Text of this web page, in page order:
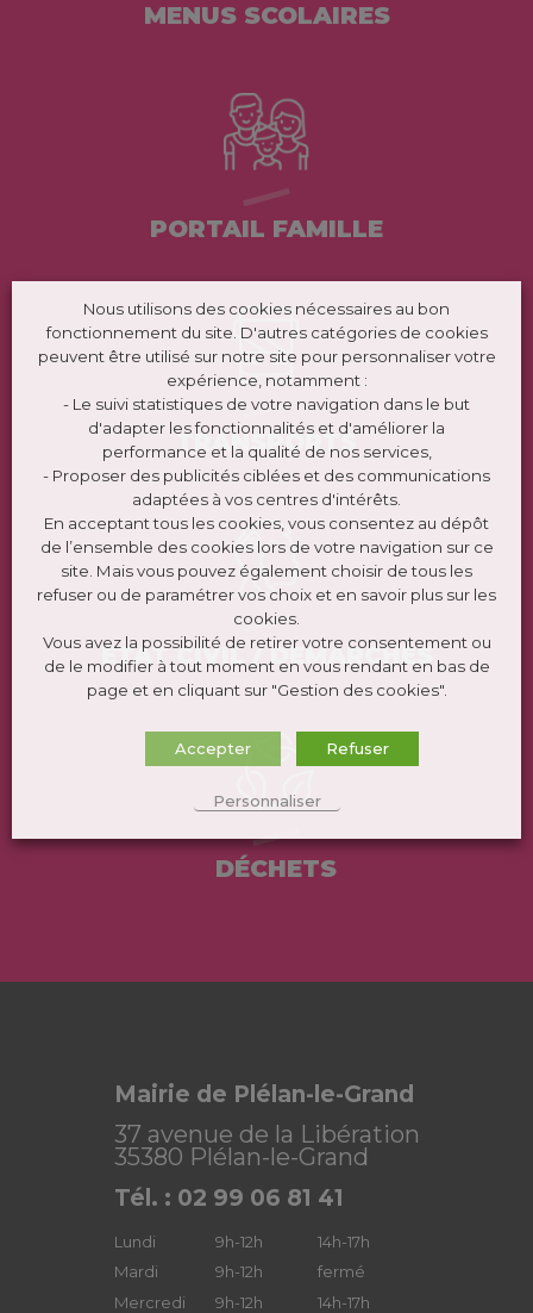
MENUS SCOLAIRES
PORTAIL FAMILLE
TRANSPORTS
ÉTAT CIVIL / DEMARCHES
DÉCHETS
Mairie de Plélan-le-Grand
37 avenue de la Libération
35380 Plélan-le-Grand
Tél. : 02 99 06 81 41
Lundi 9h-12h
14h-17h
Mardi
9h-12h
fermé
Mercredi
9h-12h
14h-17h
Nous utilisons des cookies nécessaires au bon
fonctionnement du site. D'autres catégories de cookies
peuvent être utilisé sur notre site pour personnaliser votre
expérience, notamment :
- Le suivi statistiques de votre navigation dans le but
d'adapter les fonctionnalités et d'améliorer la
performance et la qualité de nos services,
- Proposer des publicités ciblées et des communications
adaptées à vos centres d'intérêts.
En acceptant tous les cookies, vous consentez au dépôt
de l’ensemble des cookies lors de votre navigation sur ce
site. Mais vous pouvez également choisir de tous les
refuser ou de paramétrer vos choix et en savoir plus sur les
cookies.
Vous avez la possibilité de retirer votre consentement ou
de le modifier à tout moment en vous rendant en bas de
page et en cliquant sur "Gestion des cookies".
Accepter Refuser
Personnaliser